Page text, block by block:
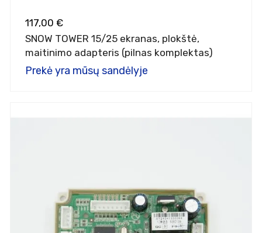
117,00 €
SNOW TOWER 15/25 ekranas, plokštė,
maitinimo adapteris (pilnas komplektas)
Prekė yra mūsų sandėlyje